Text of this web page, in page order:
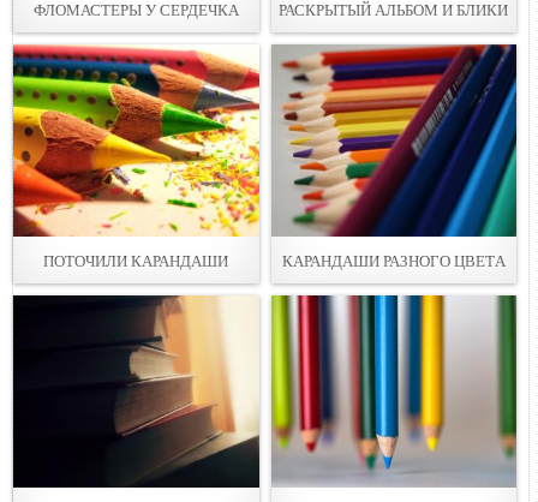
ФЛОМАСТЕРЫ У СЕРДЕЧКА РАСКРЫТЫЙ АЛЬБОМ И БЛИКИ
ПОТОЧИЛИ КАРАНДAШИ КАРАНДАШИ РАЗНОГО ЦВЕТA